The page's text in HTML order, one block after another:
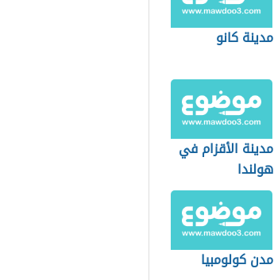
مدينة كانو
مدينة الأقزام في
هولندا
مدن كولومبيا